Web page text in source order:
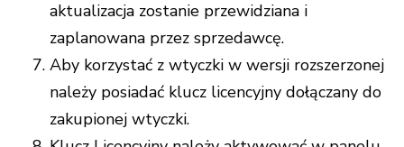
aktualizacja zostanie przewidziana i
zaplanowana przez sprzedawcę.
Aby korzystać z wtyczki w wersji rozszerzonej
należy posiadać klucz licencyjny dołączany do
zakupionej wtyczki.